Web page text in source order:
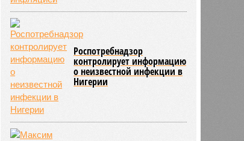
Роспотребнадзор
контролирует информацию
о неизвестной инфекции в
Нигерии